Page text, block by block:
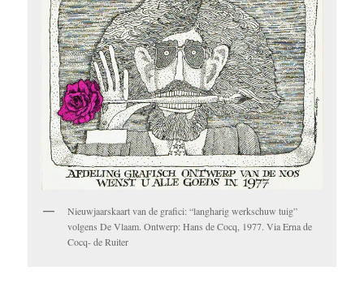
Nieuwjaarskaart van de grafici: “langharig werkschuw tuig”
volgens De Vlaam. Ontwerp: Hans de Cocq, 1977. Via Erna de
Cocq- de Ruiter